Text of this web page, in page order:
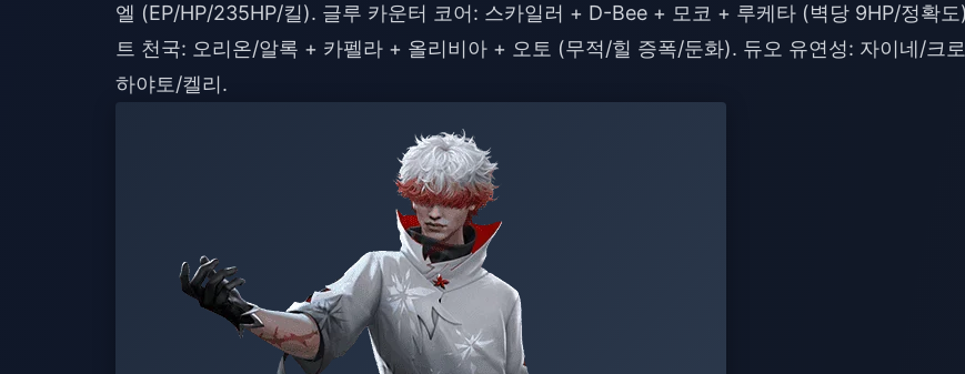
엘 (EP/HP/235HP/킬). 글루 카운터 코어: 스카일러 + D-Bee + 모코 + 루케타 (벽당 9HP/정확도
트 천국: 오리온/알록 + 카펠라 + 올리비아 + 오토 (무적/힐 증폭/둔화). 듀오 유연성: 자이네/크
하야토/켈리.